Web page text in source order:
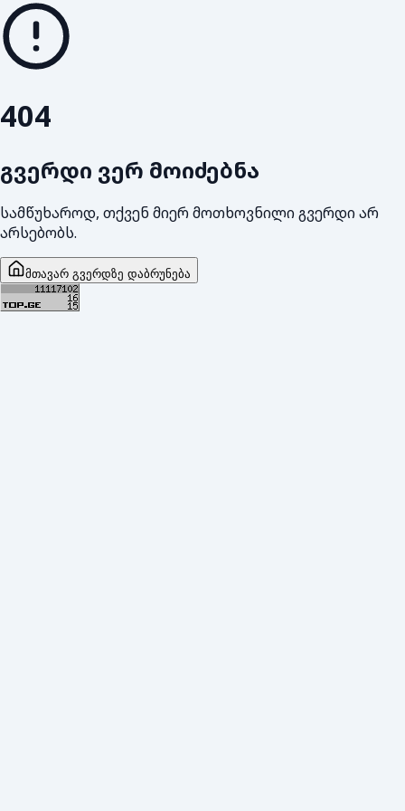
404
გვერდი ვერ მოიძებნა
სამწუხაროდ, თქვენ მიერ მოთხოვნილი გვერდი არ
არსებობს.
მთავარ გვერდზე დაბრუნება